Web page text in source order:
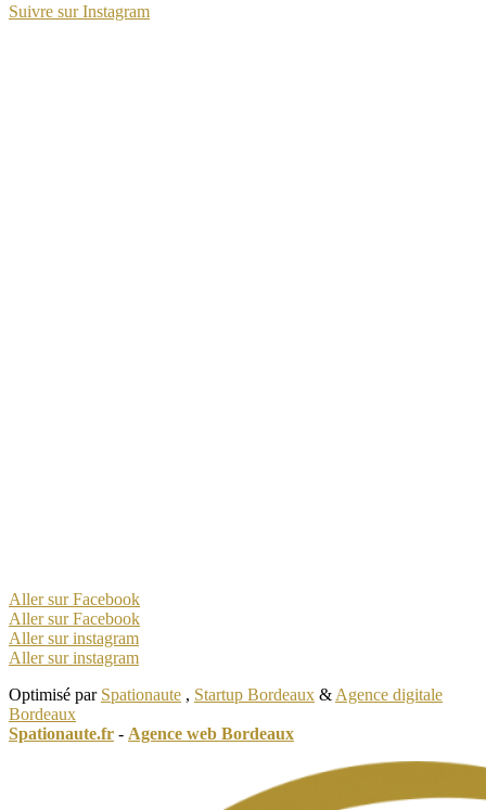
Suivre sur Instagram
Aller sur Facebook
Aller sur Facebook
Aller sur instagram
Aller sur instagram
Optimisé par Spationaute , Startup Bordeaux & Agence digitale
Bordeaux
Spationaute.fr - Agence web Bordeaux